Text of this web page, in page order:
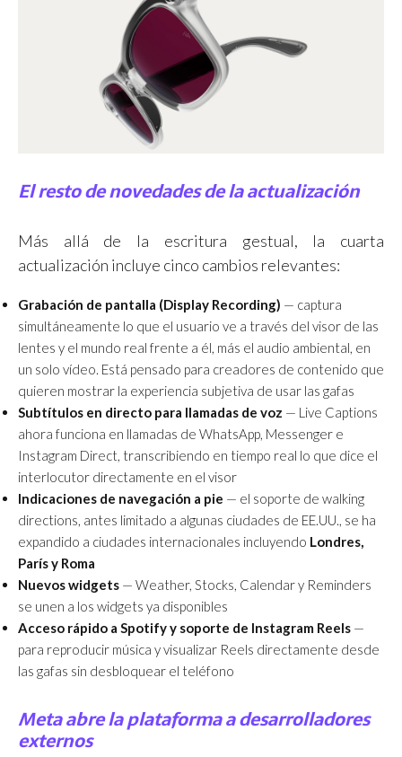
El resto de novedades de la actualización
Más allá de la escritura gestual, la cuarta
actualización incluye cinco cambios relevantes:
Grabación de pantalla (Display Recording) — captura
simultáneamente lo que el usuario ve a través del visor de las
lentes y el mundo real frente a él, más el audio ambiental, en
un solo vídeo. Está pensado para creadores de contenido que
quieren mostrar la experiencia subjetiva de usar las gafas
Subtítulos en directo para llamadas de voz — Live Captions
ahora funciona en llamadas de WhatsApp, Messenger e
Instagram Direct, transcribiendo en tiempo real lo que dice el
interlocutor directamente en el visor
Indicaciones de navegación a pie — el soporte de walking
directions, antes limitado a algunas ciudades de EE.UU., se ha
expandido a ciudades internacionales incluyendo Londres,
París y Roma
Nuevos widgets — Weather, Stocks, Calendar y Reminders
se unen a los widgets ya disponibles
Acceso rápido a Spotify y soporte de Instagram Reels —
para reproducir música y visualizar Reels directamente desde
las gafas sin desbloquear el teléfono
Meta abre la plataforma a desarrolladores
externos